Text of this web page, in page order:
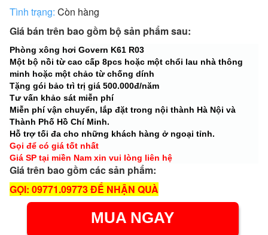
Tình trạng: Còn hàng
Giá bán trên bao gồm bộ sản phẩm sau:
Phòng xông hơi Govern K61 R03
Một bộ nồi từ cao cấp 8pcs hoặc một chổi lau nhà thông
minh hoặc một chảo từ chống dính
Tặng gói bảo trì trị giá 500.000đ/năm
Tư vấn khảo sát miễn phí
Miễn phí vận chuyển, lắp đặt trong nội thành Hà Nội và
Thành Phố Hồ Chí Minh.
Hỗ trợ tối đa cho những khách hàng ở ngoại tỉnh.
Gọi để có giá tốt nhất
Giá SP tại miền Nam xin vui lòng liên hệ
Giá trên bao gồm các sản phẩm:
GỌI: 09771.09773 ĐỂ NHẬN QUÀ
MUA NGAY